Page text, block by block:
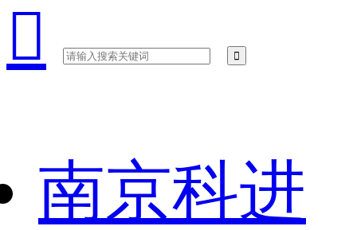

南京科进